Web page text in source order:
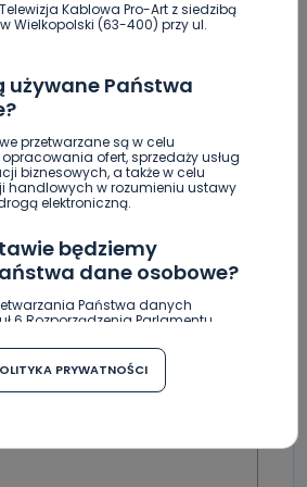
Kablowa Pro-Art z siedzibą
Wielkopolski (63-400) przy ul.
używane Państwa
przetwarzane są w celu
ofert, sprzedaży usług
biznesowych, a także w celu
handlowych w rozumieniu ustawy
elektroniczną.
będziemy
dane osobowe?
Państwa danych
6 Rozporządzenia Parlamentu
fizycznych w związku z
osobowych w sprawie
takich danych oraz uchylenia
cofnięcia zgody?
PRYWATNOŚCI
Czytanie. W tym roku padło
wpis jako pierwszy!
KOMENTARZ